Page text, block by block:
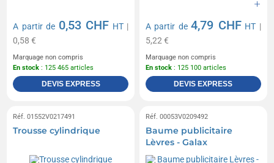
A partir de 0,53 CHF HT|
0,58 €
Marquage non compris
En stock : 125 465 articles
DEVIS EXPRESS
A partir de4,79 CHF HT |
5,22 €
Marquage non compris
En stock : 125 100 articles
DEVIS EXPRESS
Réf. 01552V0217491
Trousse cylindrique
Réf. 00053V0209492
Baume publicitaire
Lèvres - Galax